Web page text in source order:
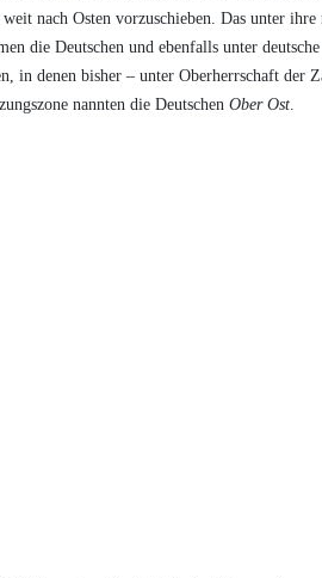
nach Osten vorzuschieben. Das unter
die Deutschen und ebenfalls unter
denen bisher – unter Oberherrschaft der
nannten die Deutschen Ober Ost.